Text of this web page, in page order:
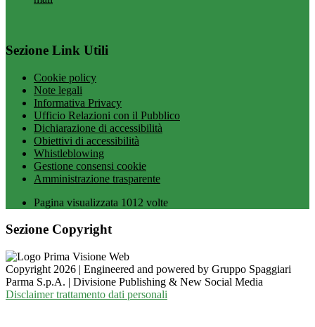
Sezione Link Utili
Cookie policy
Note legali
Informativa Privacy
Ufficio Relazioni con il Pubblico
Dichiarazione di accessibilità
Obiettivi di accessibilità
Whistleblowing
Gestione consensi cookie
Amministrazione trasparente
Pagina visualizzata 1012 volte
Sezione Copyright
Copyright 2026 | Engineered and powered by Gruppo Spaggiari
Parma S.p.A. | Divisione Publishing & New Social Media
Disclaimer trattamento dati personali